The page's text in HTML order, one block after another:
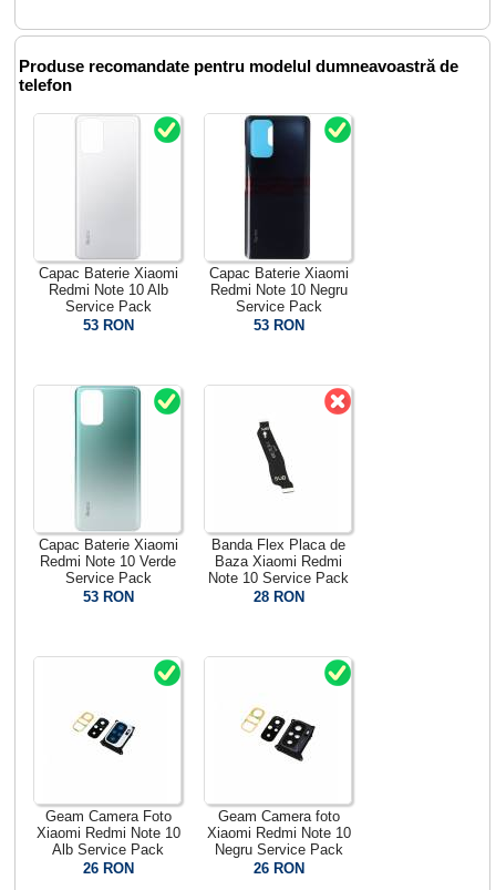
Produse recomandate pentru modelul dumneavoastră de
telefon
Capac Baterie Xiaomi
Redmi Note 10 Alb
Service Pack
53 RON
Capac Baterie Xiaomi
Redmi Note 10 Negru
Service Pack
53 RON
Capac Baterie Xiaomi
Redmi Note 10 Verde
Service Pack
53 RON
Banda Flex Placa de
Baza Xiaomi Redmi
Note 10 Service Pack
28 RON
Geam Camera Foto
Xiaomi Redmi Note 10
Alb Service Pack
26 RON
Geam Camera foto
Xiaomi Redmi Note 10
Negru Service Pack
26 RON